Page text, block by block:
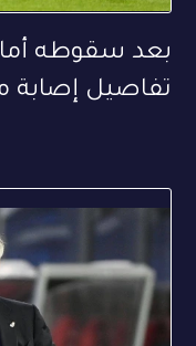
بعد سقوطه
تفاصيل إصابة